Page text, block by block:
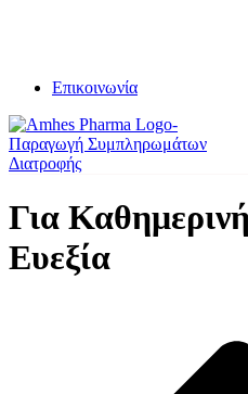
Επικοινωνία
Για
Ευεξία